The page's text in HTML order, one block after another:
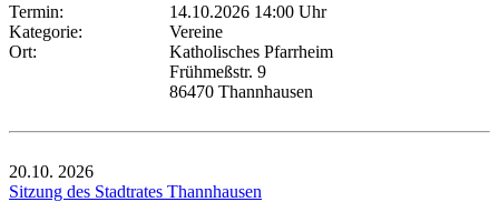
Termin:
14.10.2026 14:00 Uhr
Kategorie:
Vereine
Ort:
Katholisches Pfarrheim
Frühmeßstr. 9
86470 Thannhausen
20.10. 2026
Sitzung des Stadtrates Thannhausen